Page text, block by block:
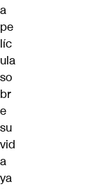
a
pe
líc
ula
so
br
e
su
vid
a
ya